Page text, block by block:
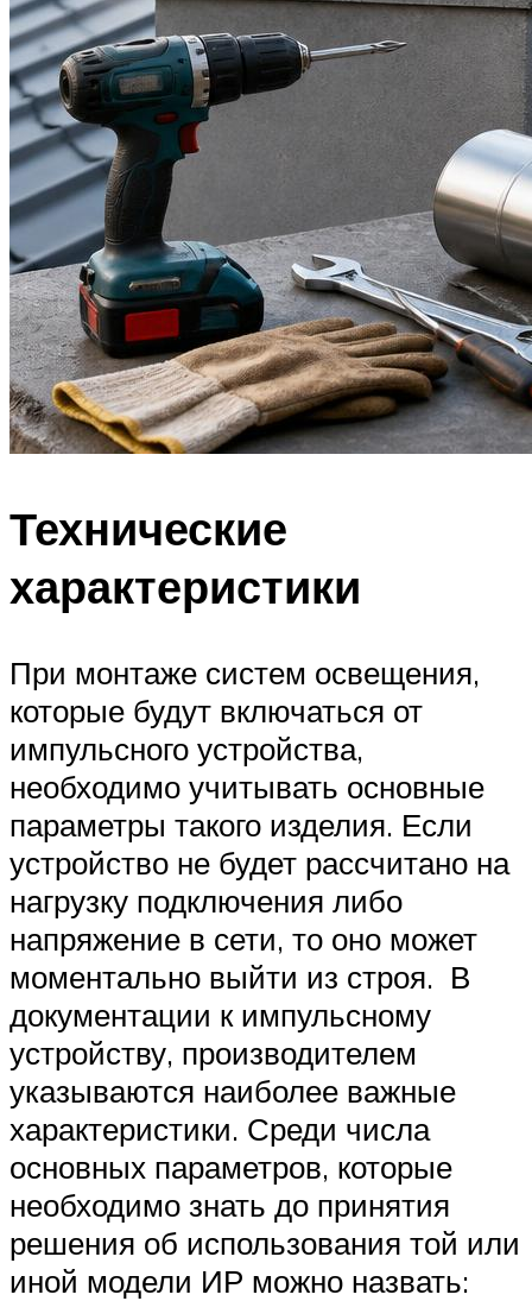
Технические
характеристики
При монтаже систем освещения,
которые будут включаться от
импульсного устройства,
необходимо учитывать основные
параметры такого изделия. Если
устройство не будет рассчитано на
нагрузку подключения либо
напряжение в сети, то оно может
моментально выйти из строя. В
документации к импульсному
устройству, производителем
указываются наиболее важные
характеристики. Среди числа
основных параметров, которые
необходимо знать до принятия
решения об использования той или
иной модели ИР можно назвать: